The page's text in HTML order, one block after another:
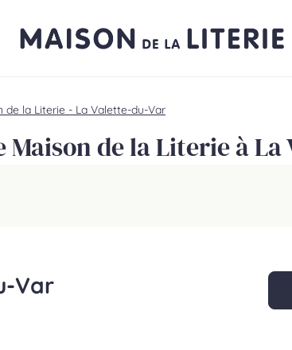
de la Literie - La Valette-du-Var
de la Literie à La
Var